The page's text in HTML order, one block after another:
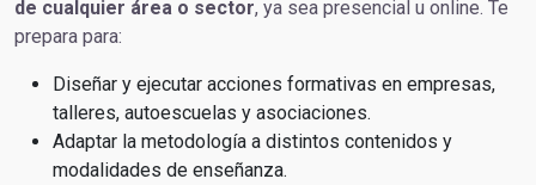
de cualquier área o sector, ya sea presencial u online. Te
prepara para:
Diseñar y ejecutar acciones formativas en empresas,
talleres, autoescuelas y asociaciones.
Adaptar la metodología a distintos contenidos y
modalidades de enseñanza.